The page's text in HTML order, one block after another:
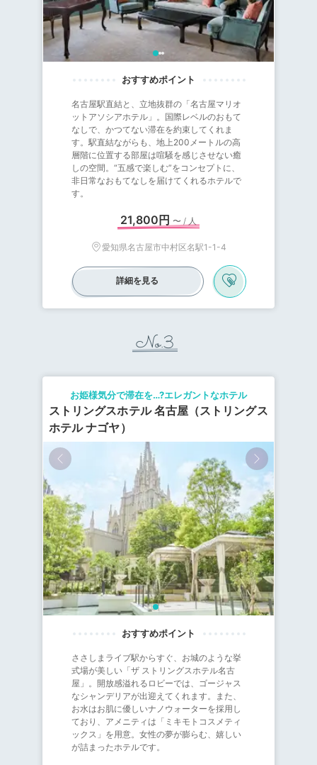
名古屋駅直結と、立地抜群の「名古屋マリオ
ットアソシアホテル」。国際レベルのおもて
なしで、かつてない滞在を約束してくれま
す。駅直結ながらも、地上200メートルの高
層階に位置する部屋は喧騒を感じさせない癒
しの空間。“五感で楽しむ”をコンセプトに、
非日常なおもてなしを届けてくれるホテルで
す。
21,800円 〜 / 人
愛知県名古屋市中村区名駅1-1-4
詳細を見る
No.3
ストリングスホテル 名古屋（ストリングス
ホテル ナゴヤ）
お姫様気分で滞在を…?エレガントなホテル
ささしまライブ駅からすぐ、お城のような挙
式場が美しい「ザ ストリングスホテル名古
屋」。開放感溢れるロビーでは、ゴージャス
なシャンデリアが出迎えてくれます。また、
お水はお肌に優しいナノウォーターを採用し
ており、アメニティは「ミキモトコスメティ
ックス」を用意。女性の夢が膨らむ、嬉しい
が詰まったホテルです。